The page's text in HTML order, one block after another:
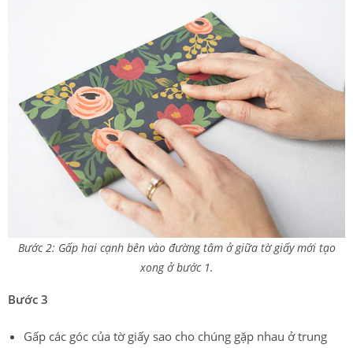
Bước 2: Gấp hai cạnh bên vào đường tâm ở giữa tờ giấy mới tạo
xong ở bước 1.
Bước 3
Gấp các góc của tờ giấy sao cho chúng gặp nhau ở trung